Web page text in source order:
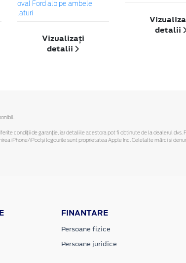
oval Ford alb pe ambele
laturi
Vizualizați
detalii
detalii
condiții de garanție, iar detaliile acestora pot fi obținute de la dealerul
iPhone/iPod și logourile sunt proprietatea Apple Inc. Celelalte mărci și
FINANTARE
Persoane fizice
Persoane juridice